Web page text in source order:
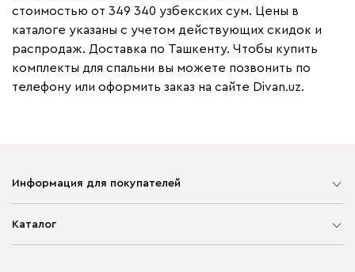
стоимостью от 349 340 узбекских сум. Цены в
каталоге указаны с учетом действующих скидок и
распродаж. Доставка по Ташкенту. Чтобы купить
комплекты для спальни вы можете позвонить по
телефону или оформить заказ на сайте Divan.uz.
Информация для покупателей
Каталог